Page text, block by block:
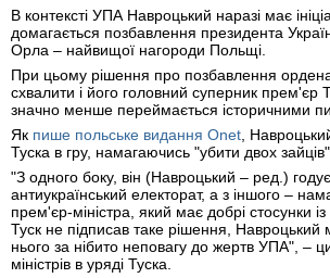
В контексті УПА Навроцький наразі має
домагається позбавлення президента
Орла – найвищої нагороди Польщі.
При цьому рішення про позбавлення
схвалити і його головний суперник прем'єр
значно менше переймається історичними
Як пише польське видання Onet ,
Туска в гру, намагаючись "убити двох
"З одного боку, він (Навроцький – ред.)
антиукраїнський електорат, а з іншого –
прем'єр-міністра, який має добрі стосунки
Туск не підписав таке рішення, Навроцький
нього за нібито неповагу до жертв УПА", –
міністрів в уряді Туска.